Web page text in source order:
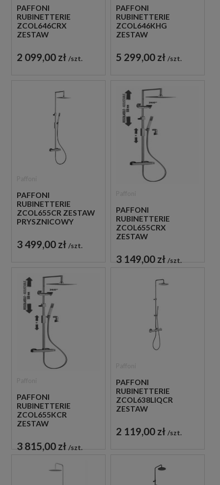
PAFFONI
RUBINETTERIE
ZCOL646CRX
ZESTAW
TERMOSTATYCZNY
ŚCIENNY CHROM
2 099,00 zł szt.
PAFFONI
RUBINETTERIE
ZCOL646KHG
ZESTAW
TERMOSTATYCZNY
ŚCIENNY ZŁOTY
5 299,00 zł szt.
PAFFONI
RUBINETTERIE
ZCOL655CR ZESTAW
PRYSZNICOWY
ŚCIENNY CHROM
3 499,00 zł szt.
PAFFONI
RUBINETTERIE
ZCOL655CRX
ZESTAW
TERMOSTATYCZNY
ŚCIENNY CHROM
3 149,00 zł szt.
PAFFONI
RUBINETTERIE
ZCOL655KCR
ZESTAW
TERMOSTATYCZNY
ŚCIENNY CHROM
3 815,00 zł szt.
PAFFONI
RUBINETTERIE
ZCOL638LIQCR
ZESTAW
TERMOSTATYCZNY
ŚCIENNY CHROM
2 119,00 zł szt.